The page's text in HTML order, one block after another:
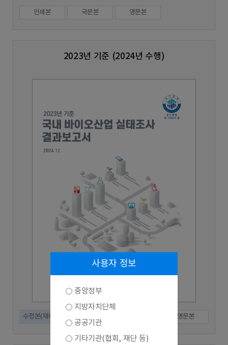
인쇄본 국문본 영문본
2023년 기준 (2024년 수행)
수정본(재배포) 인쇄본 영문본
사용자 정보
중앙정부
지방자치단체
공공기관
기타기관(협회, 재단 등)